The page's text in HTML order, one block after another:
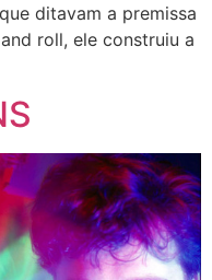
ditavam a premissa
roll, ele construiu a